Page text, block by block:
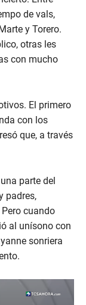
de vals,
y Torero.
otras les
con mucho
El primero
con los
que, a través
parte del
padres,
cuando
al unísono con
sonriera